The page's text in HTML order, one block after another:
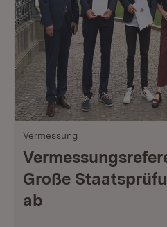
Vermessung
Große
ab